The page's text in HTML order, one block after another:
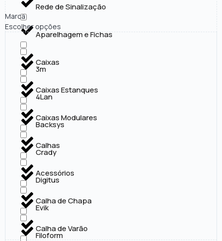
Rede de Sinalização
Aparelhagem e Fichas
Caixas
Caixas Estanques
Caixas Modulares
Calhas
Acessórios
Calha de Chapa
Calha de Varão
Marca
Escolher opções
3m
4Lan
Backsys
Crady
Digitus
Evik
Filoform